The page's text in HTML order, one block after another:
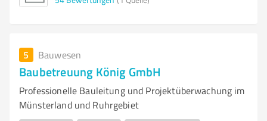
5 Bauwesen
Baubetreuung König GmbH
Professionelle Bauleitung und Projektüberwachung im
Münsterland und Ruhrgebiet